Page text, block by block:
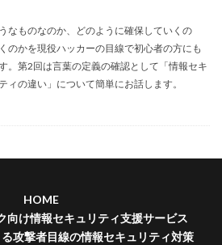
なものなのか、どのように確保していくの
のかを現役ハッカーの目線で初心者の方にも
。第2回は言葉の定義の確認として「情報セキ
ィの違い」について簡単にお話します。
HOME
向け情報セキュリティ支援サービス
攻撃者目線の情報セキュリティ対策